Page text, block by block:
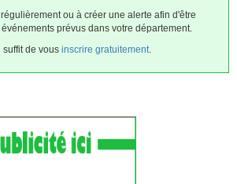
ou à créer une alerte afin d'être
prévus dans votre département.
suffit de vous inscrire gratuitement